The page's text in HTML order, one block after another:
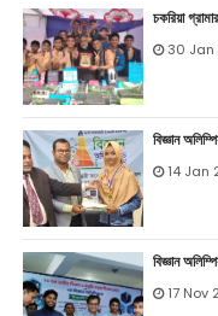
চকরিয়া
30 Jan
বিজ্ঞান
14 Jan
বিজ্ঞান
17 Nov